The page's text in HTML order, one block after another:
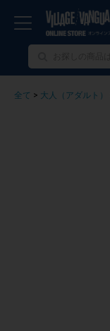
全て > 大人（アダルト）